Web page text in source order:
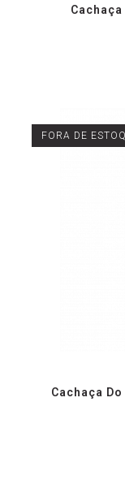
FORA DE
Cachaça